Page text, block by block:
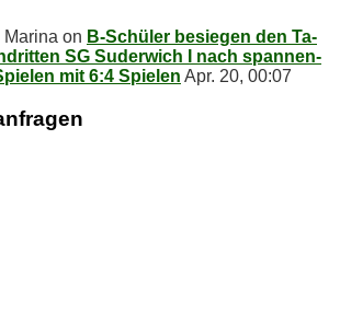
Marina on B‑Schüler be­sie­gen den Ta­
SG Su­der­wich I nach span­nen­
mit 6:4 Spielen Apr. 20, 00:07